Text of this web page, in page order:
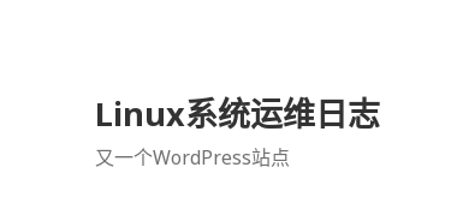
Linux系统运维日志
又一个WordPress站点